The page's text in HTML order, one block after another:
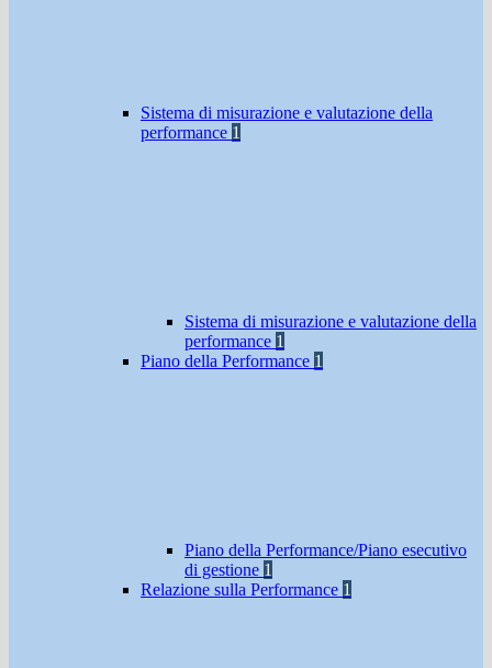
Sistema di misurazione e valutazione della
performance 1
Sistema di misurazione e valutazione della
performance 1
Piano della Performance 1
Piano della Performance/Piano esecutivo
di gestione 1
Relazione sulla Performance 1